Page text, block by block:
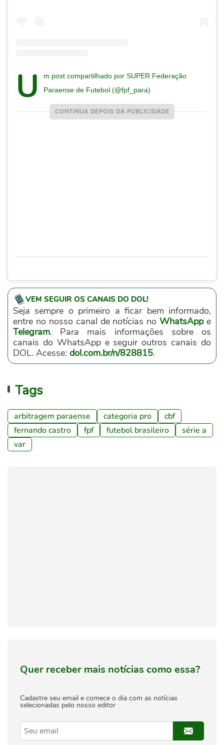
U
m post compartilhado por SUPER Federação
Paraense de Futebol (@fpf_para)
VEM SEGUIR OS CANAIS DO DOL!
Seja sempre o primeiro a ficar bem informado,
entre no nosso canal de notícias noWhatsAppe
Telegram. Para mais informações sobre os
canais do WhatsApp e seguir outros canais do
DOL. Acesse: dol.com.br/n/828815.
Tags
arbitragem paraense categoria pro
cbf
fernando castro
fpf futebol brasileiro
série a
var
Quer receber mais notícias como essa?
Cadastre seu email e comece o dia com as notícias
selecionadas pelo nosso editor